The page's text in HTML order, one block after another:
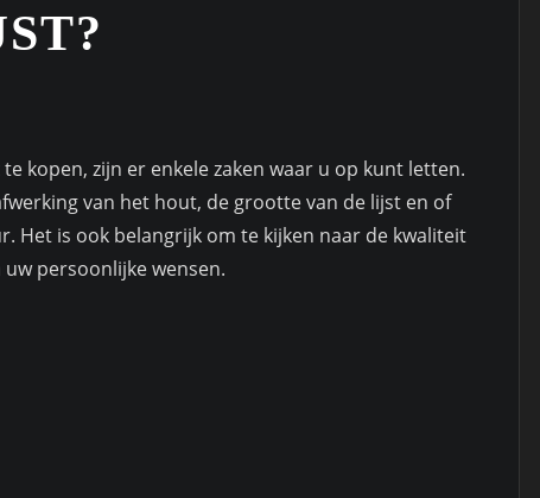
kopen, zijn er enkele zaken waar u op kunt letten.
van het hout, de grootte van de lijst en of
Het is ook belangrijk om te kijken naar de kwaliteit
persoonlijke wensen.